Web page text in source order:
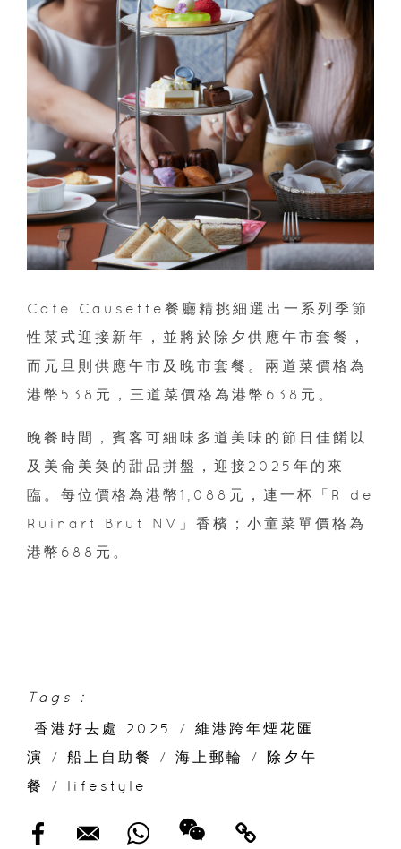
Café Causette餐廳精挑細選出一系列季節
性菜式迎接新年，並將於除夕供應午市套餐，
而元旦則供應午市及晚市套餐。兩道菜價格為
港幣538元，三道菜價格為港幣638元。
晚餐時間，賓客可細味多道美味的節日佳餚以
及美侖美奐的甜品拼盤，迎接2025年的來
臨。每位價格為港幣1,088元，連一杯「R de
Ruinart Brut NV」香檳；小童菜單價格為
港幣688元。
Tags :
香港好去處 2025
/
維港跨年煙花匯
演
/ 船上自助餐 / 海上郵輪 /
除夕午
餐
/ lifestyle